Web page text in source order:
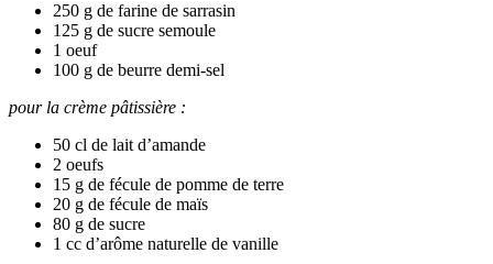
250 g de farine de sarrasin
125 g de sucre semoule
1 oeuf
100 g de beurre demi-sel
pour la crème pâtissière :
50 cl de lait d’amande
2 oeufs
15 g de fécule de pomme de terre
20 g de fécule de maïs
80 g de sucre
1 cc d’arôme naturelle de vanille